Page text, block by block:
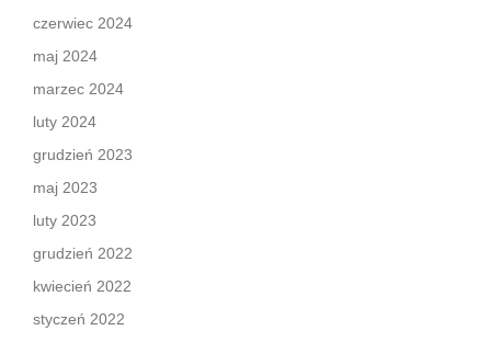
czerwiec 2024
maj 2024
marzec 2024
luty 2024
grudzień 2023
maj 2023
luty 2023
grudzień 2022
kwiecień 2022
styczeń 2022